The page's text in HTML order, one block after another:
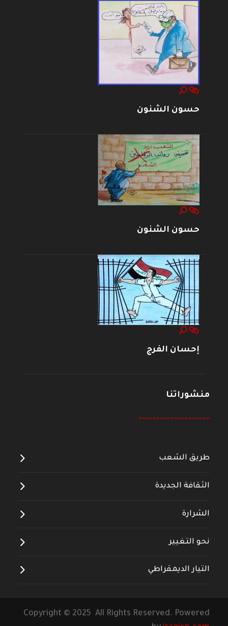
حسون الشنون
حسون الشنون
إحسان الفرج
منشوراتنا
--------------------
طريق الشعب
الثقافة الجديدة
الشرارة
نحو التغيير
التيار الديمقراطي
Copyright © 2025 All Rights Reserved. Powered